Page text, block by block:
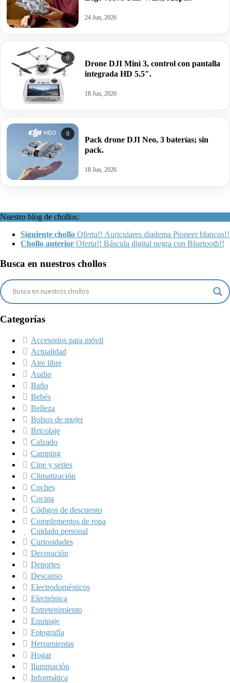
24 Jun, 2026
0
Drone DJI Mini 3, control con pantalla
integrada HD 5.5″.
18 Jun, 2026
0
Pack drone DJI Neo, 3 baterías; sin
pack.
18 Jun, 2026
Nuestro blog de chollos:
Siguiente chollo Oferta!! Auriculares diadema Pioneer blancos!!
Chollo anterior Oferta!! Báscula digital negra con Bluetooth!!
Busca en nuestros chollos
Categorías
Accesorios para móvil
Actualidad
Aire libre
Audio
Baño
Bebés
Belleza
Bolsos de mujer
Bricolaje
Calzado
Camping
Cine y series
Climatización
Coches
Cocina
Códigos de descuento
Complementos de ropa
Cuidado personal
Curiosidades
Decoración
Deportes
Descanso
Electrodomésticos
Electrónica
Entretenimiento
Equipaje
Fotografía
Herramientas
Hogar
Iluminación
Informática